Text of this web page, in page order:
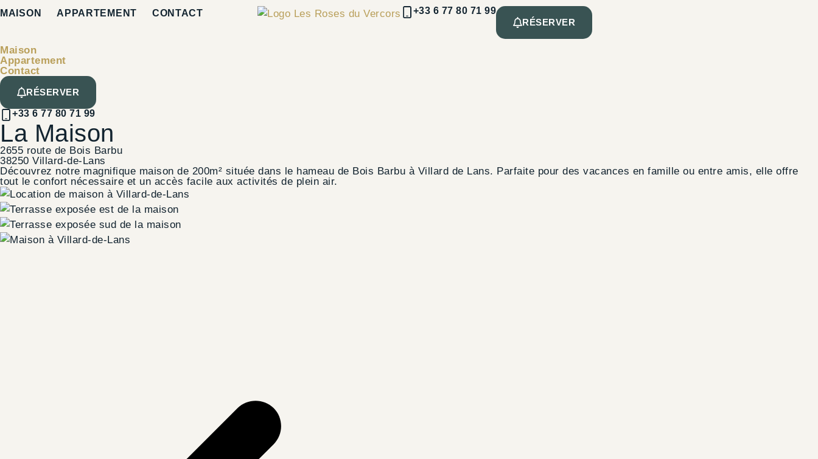
MAISON APPARTEMENT CONTACT
+33 6 77 80 71 99
RÉSERVER
Maison
Appartement
Contact
RÉSERVER
+33 6 77 80 71 99
La Maison
2655 route de Bois Barbu
38250 Villard-de-Lans
Découvrez notre magnifique maison de 200m² située dans le hameau de Bois Barbu à Villard de Lans. Parfaite pour des vacances en famille ou entre amis, elle offre
tout le confort nécessaire et un accès facile aux activités de plein air.